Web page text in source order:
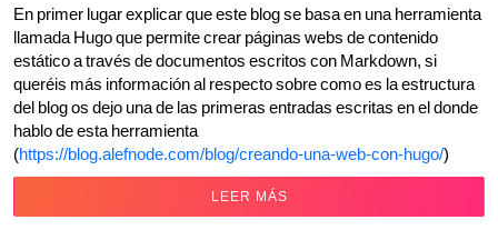
En primer lugar explicar que este blog se basa en una herramienta
llamada Hugo que permite crear páginas webs de contenido
estático a través de documentos escritos con Markdown, si
queréis más información al respecto sobre como es la estructura
del blog os dejo una de las primeras entradas escritas en el donde
hablo de esta herramienta
(https://blog.alefnode.com/blog/creando-una-web-con-hugo/)
LEER MÁS